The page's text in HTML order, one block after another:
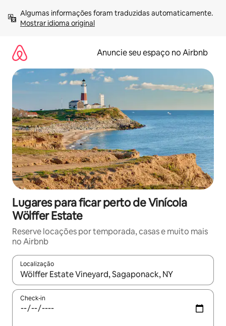
para
Mostrar idioma original
Anuncie seu espaço no Airbnb
Lugares para ficar perto de Vinícola
Wölffer Estate
Reserve locações por temporada, casas e muito mais
no Airbnb
Localização
Quando os resultados estiverem disponíveis, explore-os
Check-in